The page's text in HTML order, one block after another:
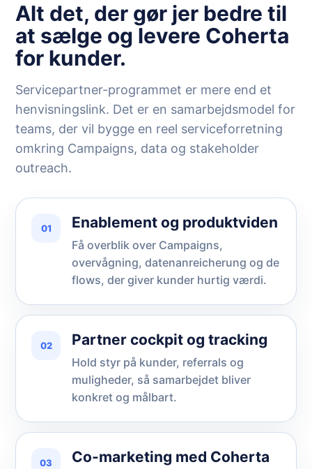
Alt det, der gør jer bedre til
at sælge og levere Coherta
for kunder.
Servicepartner-programmet er mere end et
henvisningslink. Det er en samarbejdsmodel for
teams, der vil bygge en reel serviceforretning
omkring Campaigns, data og stakeholder
outreach.
01 Enablement og produktviden
Få overblik over Campaigns,
overvågning, datenanreicherung og de
flows, der giver kunder hurtig værdi.
02 Partner cockpit og tracking
Hold styr på kunder, referrals og
muligheder, så samarbejdet bliver
konkret og målbart.
03 Co-marketing med Coherta